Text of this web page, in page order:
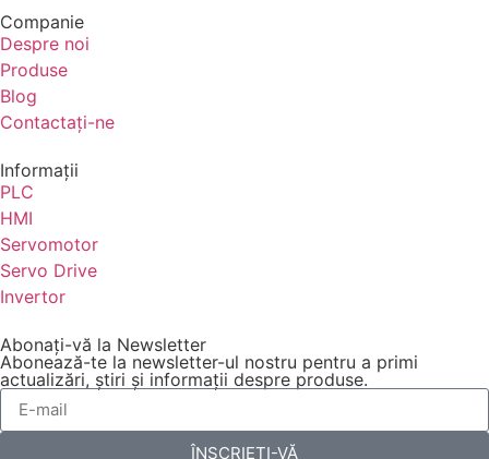
Companie
Despre noi
Produse
Blog
Contactaţi-ne
Informaţii
PLC
HMI
Servomotor
Servo Drive
Invertor
Abonați-vă la Newsletter
Abonează-te la newsletter-ul nostru pentru a primi
actualizări, știri și informații despre produse.
ÎNSCRIEȚI-VĂ